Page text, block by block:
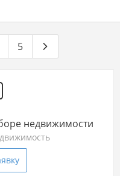
5
недвижимости